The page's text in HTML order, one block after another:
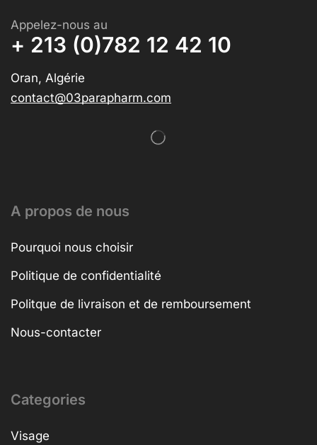
Appelez-nous au
+ 213 (0)782 12 42 10
Oran, Algérie
contact@03parapharm.com
A propos de nous
Pourquoi nous choisir
Politique de confidentialité
Politque de livraison et de remboursement
Nous-contacter
Categories
Visage